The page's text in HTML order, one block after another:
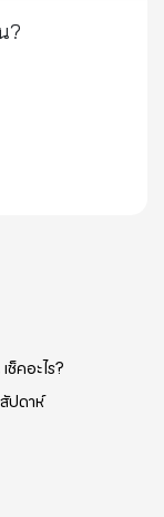
ล
ข้อมูลบิดเบือน
ข่าวดังกล่าว
อให้ประชาชน
ารแพทย์
สอบ : กรม
ท่านั้นเอง แต่
ได้”
?
คอะไร?
ปดาห์